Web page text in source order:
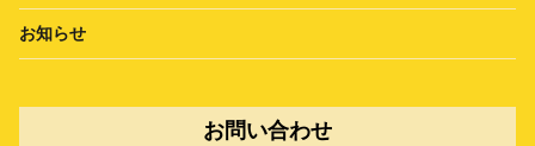
お知らせ
お問い合わせ